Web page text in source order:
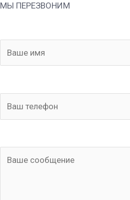
МЫ ПЕРЕЗВОНИМ